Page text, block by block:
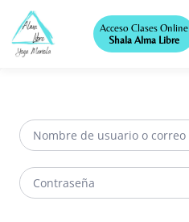
Acceso Clases Online
Shala Alma Libre